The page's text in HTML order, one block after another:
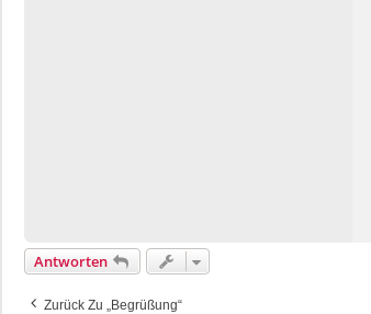
Antworten
Zurück Zu „Begrüßung“